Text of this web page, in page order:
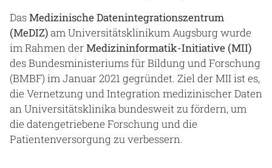
DasMedizinische Datenintegrationszentrum
(MeDIZ)am Universitätsklinikum Augsburg wurde
im Rahmen derMedizininformatik-Initiative (MII)
des Bundesministeriums für Bildung und Forschung
(BMBF) im Januar 2021 gegründet. Ziel der MII ist es,
die Vernetzung und Integration medizinischer Daten
an Universitätsklinika bundesweit zu fördern, um
die datengetriebene Forschung und die
Patientenversorgung zu verbessern.